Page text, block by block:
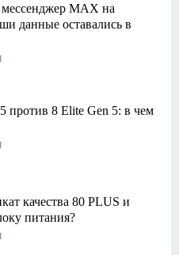
мессенджер MAX на
данные оставались в
против 8 Elite Gen 5: в чем
качества 80 PLUS и
питания?